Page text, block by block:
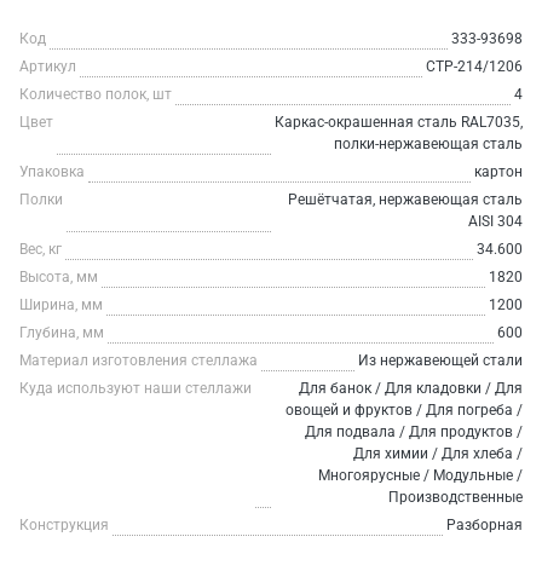
Код
333-93698
Артикул
СТР-214/1206
Количество полок, шт
4
Цвет
Каркас-окрашенная сталь RAL7035,
полки-нержавеющая сталь
Упаковка
картон
Полки
Решётчатая, нержавеющая сталь
AISI 304
Вес, кг
34.600
Высота, мм
1820
Ширина, мм
1200
Глубина, мм
600
Материал изготовления стеллажа
Из нержавеющей стали
Куда используют наши стеллажи
Для банок / Для кладовки / Для
овощей и фруктов / Для погреба /
Для подвала / Для продуктов /
Для химии / Для хлеба /
Многоярусные / Модульные /
Производственные
Конструкция
Разборная